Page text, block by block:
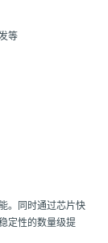
等
。同时通过芯片快
定性的数量级提